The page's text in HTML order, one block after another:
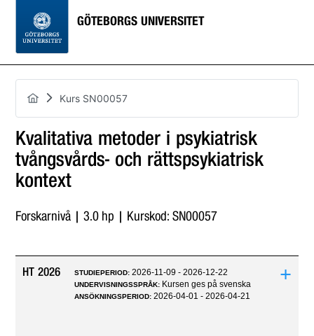
GÖTEBORGS UNIVERSITET
Kurs SN00057
Kvalitativa metoder i psykiatrisk
tvångsvårds- och rättspsykiatrisk
kontext
Forskarnivå | 3.0 hp | Kurskod: SN00057
HT 2026 STUDIEPERIOD:2026-11-09 - 2026-12-22
UNDERVISNINGSSPRÅK: Kursen ges på svenska
ANSÖKNINGSPERIOD:2026-04-01 - 2026-04-21
+